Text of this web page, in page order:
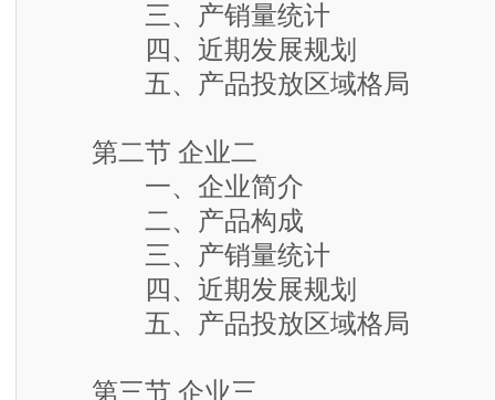
三、产销量统计
四、近期发展规划
五、产品投放区域格局
第二节 企业二
一、企业简介
二、产品构成
三、产销量统计
四、近期发展规划
五、产品投放区域格局
第三节 企业三